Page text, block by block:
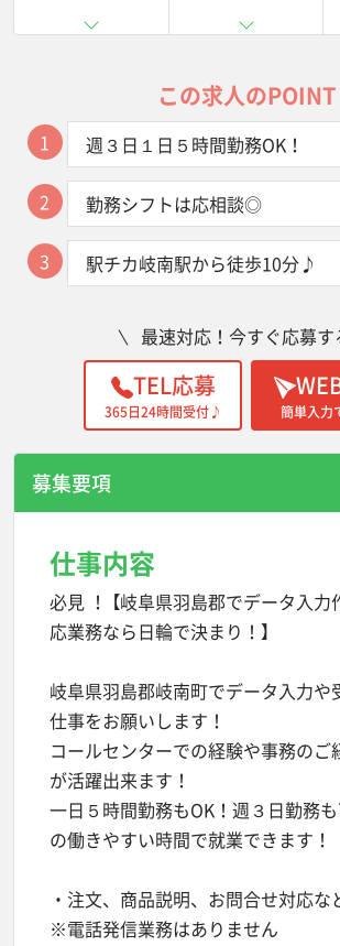
この求人のPOINT
1 週３日１日５時間勤務OK！
2 勤務シフトは応相談◎
3 駅チカ岐南駅から徒歩10分♪
最速対応！今すぐ応募す
簡単入力
TEL応募
365日24時間受付♪
募集要項
仕事内容
必見 ！ 【岐阜県羽島郡でデータ入
応業務なら日輪で決まり！】
岐阜県羽島郡岐南町でデータ入力や
仕事をお願いします！
コールセンターでの経験や事務のご
が活躍出来ます！
一日５時間勤務もOK！週３日勤務
の働きやすい時間で就業できます！
・注文、商品説明、お問合せ対応な
※電話発信業務はありません